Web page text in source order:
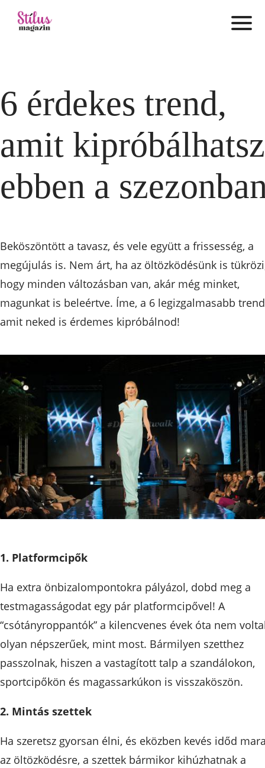
6 érdekes trend,
amit kipróbálhatsz
ebben a
Beköszöntött a tavasz, és vele együtt a frissesség, a
megújulás is. Nem árt, ha az öltözködésünk is
hogy minden változásban van, akár még minket,
magunkat is beleértve. Íme, a 6 legizgalmasabb
amit neked is érdemes kipróbálnod!
1. Platformcipők
Ha extra önbizalompontokra pályázol, dobd meg a
testmagasságodat egy pár platformcipővel! A
“csótányroppantók” a kilencvenes évek óta nem
olyan népszerűek, mint most. Bármilyen szetthez
passzolnak, hiszen a vastagított talp a szandálokon,
sportcipőkön és magassarkúkon is visszaköszön.
2. Mintás szettek
Ha szeretsz gyorsan élni, és eközben kevés időd
az öltözködésre, a szettek bármikor kihúzhatnak a